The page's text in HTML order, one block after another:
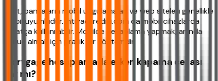
Evet, bankaların mobil uygulamaları ve web siteleri genellikle
mobil uyumludur. ihtiyackredisi.com da mobil cihazlarda
rahatça kullanılabilir. Mobilde hesaplama yapmak, anında
sonuç almak için pratik bir yöntemdir.
Mortgage hesaplamada erken kapama cezası
var mı?